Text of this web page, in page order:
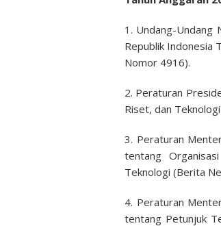
1. Undang-Undang
Republik Indonesia
Nomor 4916).
2. Peraturan
Riset, dan
3. Peraturan
tentang
Teknologi (Berita
4. Peraturan
tentang Petunjuk